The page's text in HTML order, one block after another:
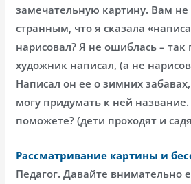
замечательную картину. Вам не
странным, что я сказала
нарисовал? Я не ошиблась – так
художник написал, (а не
Написал он ее о зимних
могу придумать к ней
поможете? (дети проходят и
Рассматривание картины и
Педагог. Давайте внимательно